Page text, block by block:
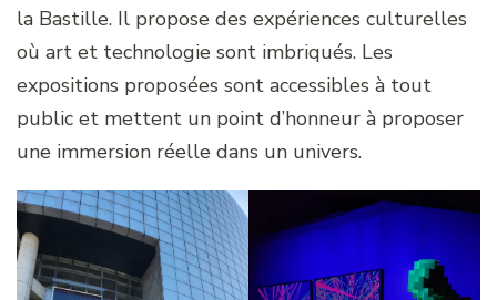
la Bastille. Il propose des expériences culturelles
où art et technologie sont imbriqués. Les
expositions proposées sont accessibles à tout
public et mettent un point d’honneur à proposer
une immersion réelle dans un univers.